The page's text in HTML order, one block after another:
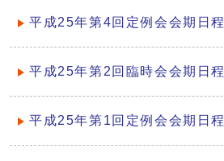
平成25年第4回定例会会期日程
平成25年第2回臨時会会期日程
平成25年第1回定例会会期日程